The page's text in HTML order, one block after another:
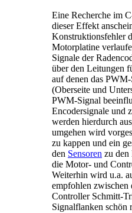
Eine Recherche im
dieser Effekt
Konstruktionsfehler
Motorplatine
Signale der
über den Leitungen
auf denen das
(Oberseite und
PWM-Signal
Encodersignale und
werden hierdurch
umgehen wird
zu kappen und ein
den Sensoren zu den
die Motor- und
Weiterhin wird u.a.
empfohlen zwischen
Controller Schmitt-
Signalflanken schön